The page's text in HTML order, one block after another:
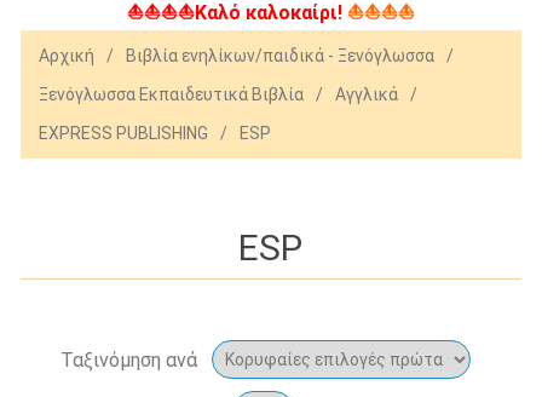
⛵⛵⛵⛵Καλό καλοκαίρι! ⛵⛵⛵⛵
Αρχική / Βιβλία ενηλίκων/παιδικά - Ξενόγλωσσα
/
Ξενόγλωσσα Εκπαιδευτικά Βιβλία
/ Αγγλικά
/
EXPRESS PUBLISHING
/ ESP
ESP
Ταξινόμηση ανά